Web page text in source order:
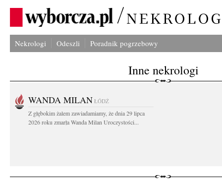
Nekrologi Odeszli Poradnik pogrzebowy
Inne nekrologi
WANDA MILAN ŁÓDŹ
Z głębokim żalem zawiadamiamy, że dnia 29 lipca
2026 roku zmarła Wanda Milan Uroczystości...